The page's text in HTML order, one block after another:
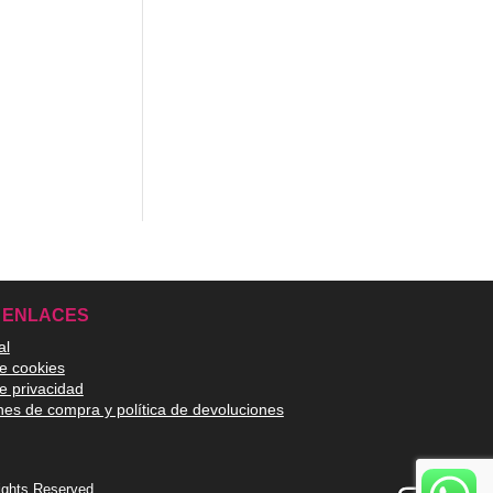
cookies
privacidad
de compra y política de devoluciones
Reserved